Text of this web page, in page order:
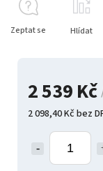
2 539 Kč
2 098,40 Kč bez
Zeptat se Hlídat